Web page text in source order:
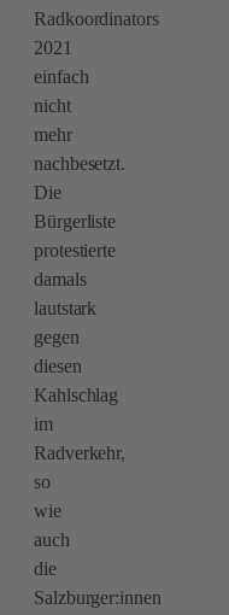
Radkoordinators
2021
einfach
nicht
mehr
nachbesetzt.
Die
Bürgerliste
protestierte
damals
lautstark
gegen
diesen
Kahlschlag
im
Radverkehr,
so
wie
auch
die
Salzburger:innen